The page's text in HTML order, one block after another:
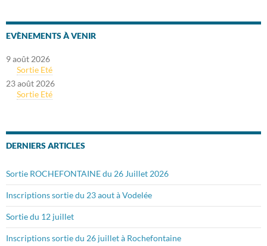
EVÈNEMENTS À VENIR
9 août 2026
Sortie Eté
23 août 2026
Sortie Eté
DERNIERS ARTICLES
Sortie ROCHEFONTAINE du 26 Juillet 2026
Inscriptions sortie du 23 aout à Vodelée
Sortie du 12 juillet
Inscriptions sortie du 26 juillet à Rochefontaine